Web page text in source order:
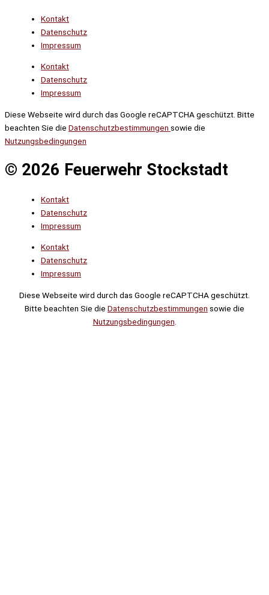
Kontakt
Datenschutz
Impressum
Kontakt
Datenschutz
Impressum
Diese Webseite wird durch das Google reCAPTCHA geschützt. Bitte
beachten Sie die Datenschutzbestimmungen sowie die
Nutzungsbedingungen
© 2026 Feuerwehr Stockstadt
Kontakt
Datenschutz
Impressum
Kontakt
Datenschutz
Impressum
Diese Webseite wird durch das Google reCAPTCHA geschützt.
Bitte beachten Sie die Datenschutzbestimmungen sowie die
Nutzungsbedingungen